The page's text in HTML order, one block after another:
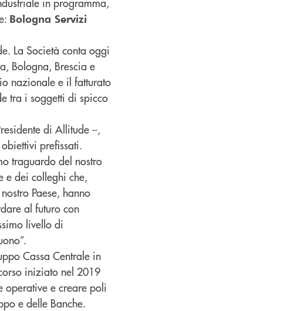
Bologna Servizi
La Società conta oggi
Bologna, Brescia e
nazionale e il fatturato
tra i soggetti di spicco
di Allitude –,
prefissati.
traguardo del nostro
e dei colleghi che,
Paese, hanno
al futuro con
livello di
Cassa Centrale in
iniziato nel 2019
operative e creare poli
e delle Banche.